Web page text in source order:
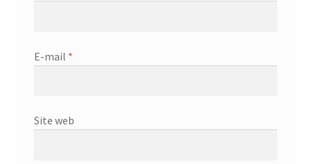
E-mail *
Site web